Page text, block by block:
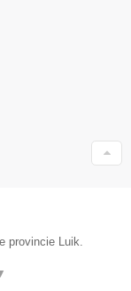
provincie Luik.